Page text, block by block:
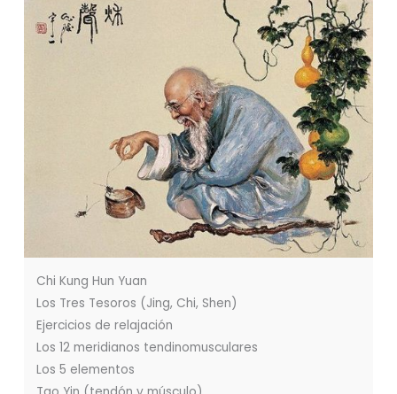
Chi Kung Hun Yuan
Los Tres Tesoros (Jing, Chi, Shen)
Ejercicios de relajación
Los 12 meridianos tendinomusculares
Los 5 elementos